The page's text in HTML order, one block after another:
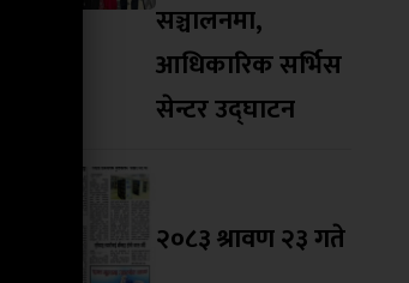
सञ्चालनमा,
आधिकारिक सर्भिस
सेन्टर उद्घाटन
२०८३ श्रावण २३ गते